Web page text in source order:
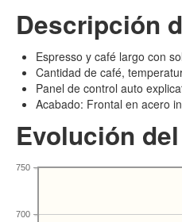
Descripción
Espresso y café largo con
Cantidad de café,
Panel de control auto
Acabado: Frontal en acero
Evolución
700
750